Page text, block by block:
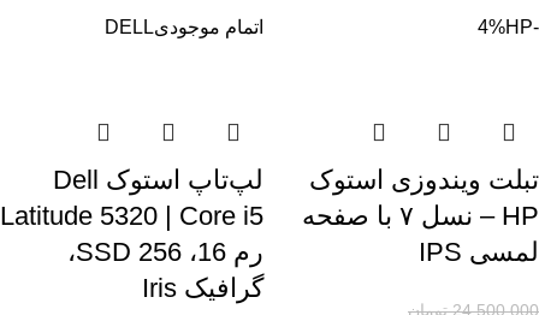
-4%
HP
تبلت ویندوزی استوک
HP – نسل ۷ با صفحه
لمسی IPS
24,500,000 تومان
اتمام موجودیDELL
لپ‌تاپ استوک Dell
Latitude 5320 | Core i5
رم 16، SSD 256،
گرافیک Iris